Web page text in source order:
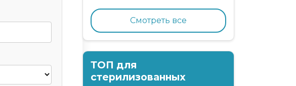
Смотреть все
ТОП для
стерилизованных